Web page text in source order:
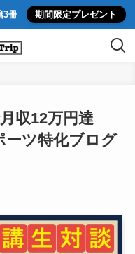
3冊 期間限定プレゼント
収12万円達
ーツ特化ブログ